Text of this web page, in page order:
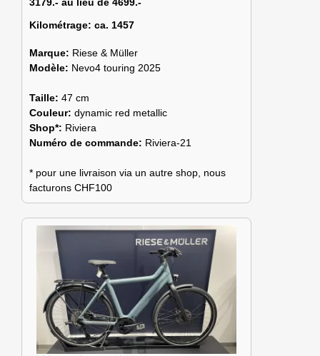
Kilométrage: ca. 1457
Marque: Riese & Müller
Modèle: Nevo4 touring 2025
Taille: 47 cm
Couleur: dynamic red metallic
Shop*: Riviera
Numéro de commande: Riviera-21
* pour une livraison via un autre shop, nous
facturons CHF100